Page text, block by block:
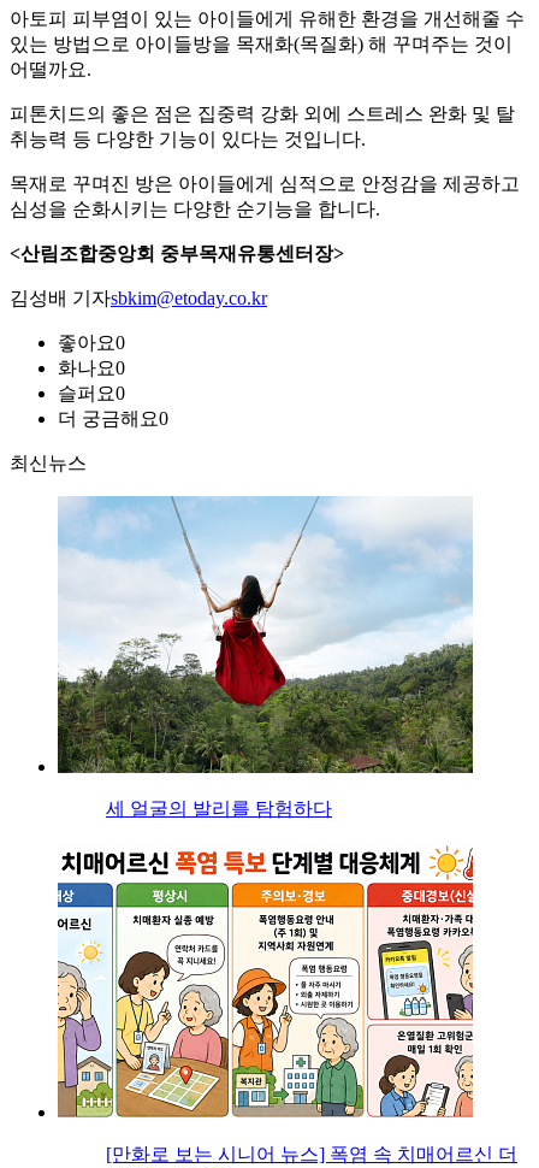
아토피 피부염이 있는 아이들에게 유해한 환경을 개선해줄 수
있는 방법으로 아이들방을 목재화(목질화) 해 꾸며주는 것이
어떨까요.
피톤치드의 좋은 점은 집중력 강화 외에 스트레스 완화 및 탈
취능력 등 다양한 기능이 있다는 것입니다.
목재로 꾸며진 방은 아이들에게 심적으로 안정감을 제공하고
심성을 순화시키는 다양한 순기능을 합니다.
<산림조합중앙회 중부목재유통센터장>
김성배 기자sbkim@etoday.co.kr
좋아요0
화나요0
슬퍼요0
더 궁금해요0
최신뉴스
세 얼굴의 발리를 탐험하다
[만화로 보는 시니어 뉴스] 폭염 속 치매어르신 더